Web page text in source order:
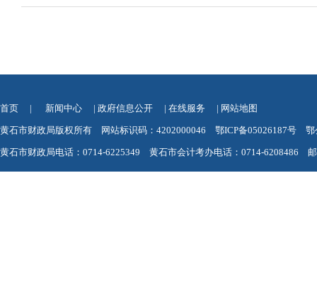
首页 | 新闻中心 | 政府信息公开 | 在线服务 | 网站地图
黄石市财政局版权所有 网站标识码：4202000046 鄂ICP备05026187号 鄂
黄石市财政局电话：0714-6225349 黄石市会计考办电话：0714-6208486